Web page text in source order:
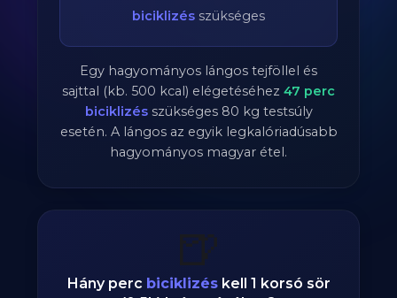
biciklizés szükséges
Egy hagyományos lángos tejföllel és
sajttal (kb. 500 kcal) elégetéséhez 47 perc
biciklizésszükséges 80 kg testsúly
esetén. A lángos az egyik legkalóriadúsabb
hagyományos magyar étel.
🍺
Hány perc biciklizéskell 1 korsó sör